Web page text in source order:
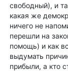
свободный), и
какая же
ничего не
перешли на
помощь) и как
выдумать
прибыли, а кто